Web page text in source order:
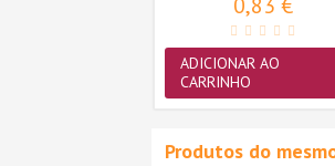
ADICIONAR AO
CARRINHO
Produtos do